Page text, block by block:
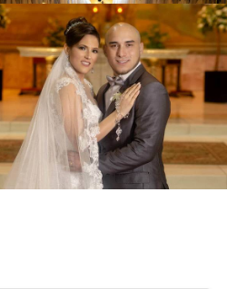
2600 79